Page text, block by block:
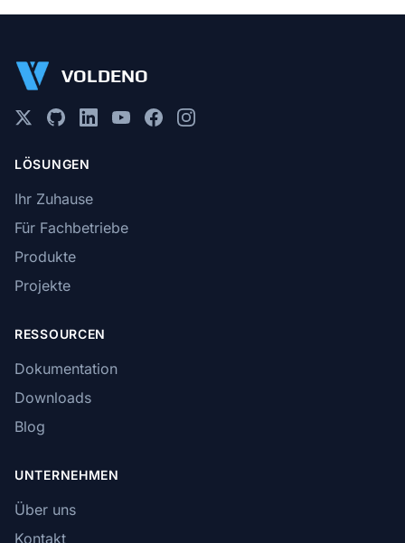
VOLDENO
LÖSUNGEN
Ihr Zuhause
Für Fachbetriebe
Produkte
Projekte
RESSOURCEN
Dokumentation
Downloads
Blog
UNTERNEHMEN
Über uns
Kontakt